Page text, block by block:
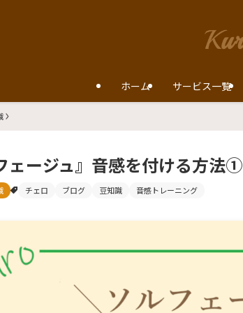
ホーム サービス一覧
ェージュ』音感を付ける方法①
チェロ ブログ 豆知識 音感トレーニング